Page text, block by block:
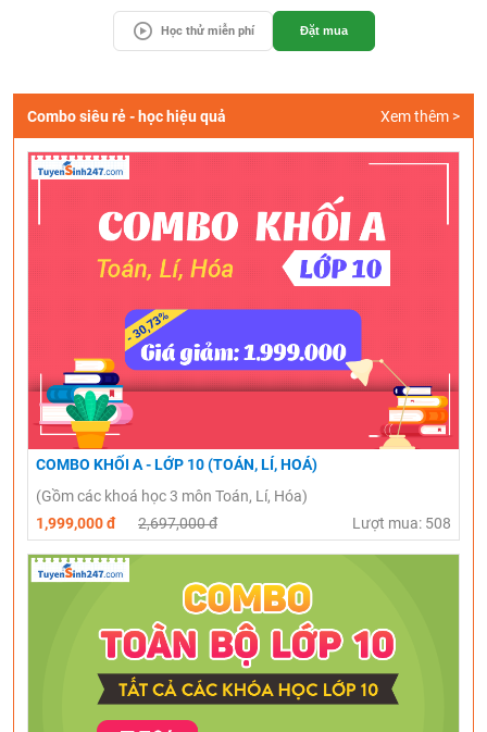
Học thử miễn phí Đặt mua
Combo siêu rẻ - học hiệu quả Xem thêm >
COMBO KHỐI A - LỚP 10 (TOÁN, LÍ, HOÁ)
(Gồm các khoá học 3 môn Toán, Lí, Hóa)
1,999,000 đ
2,697,000 đ Lượt mua: 508